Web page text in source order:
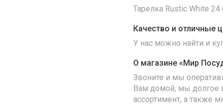
Тарелка Rustic White 24
Качество и отличные
У нас можно найти и
О магазине «Мир
Звоните и мы
Вам домой, мы долгое
ассортимент, а также